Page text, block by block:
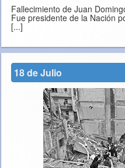
Fallecimiento de Juan
Fue presidente de la Nación
[...]
18 de Julio